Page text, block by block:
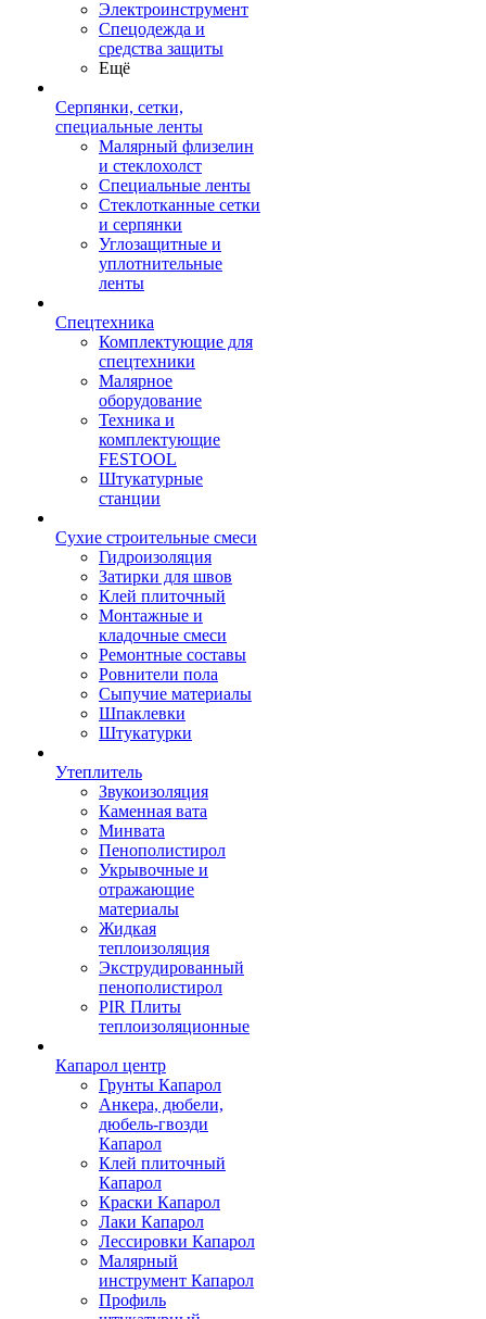
Электроинструмент
Спецодежда и
средства защиты
Ещё
Серпянки, сетки,
специальные ленты
Малярный флизелин
и стеклохолст
Специальные ленты
Стеклотканные сетки
и серпянки
Углозащитные и
уплотнительные
ленты
Спецтехника
Комплектующие для
спецтехники
Малярное
оборудование
Техника и
комплектующие
FESTOOL
Штукатурные
станции
Сухие строительные смеси
Гидроизоляция
Затирки для швов
Клей плиточный
Монтажные и
кладочные смеси
Ремонтные составы
Ровнители пола
Сыпучие материалы
Шпаклевки
Штукатурки
Утеплитель
Звукоизоляция
Каменная вата
Минвата
Пенополистирол
Укрывочные и
отражающие
материалы
Жидкая
теплоизоляция
Экструдированный
пенополистирол
PIR Плиты
теплоизоляционные
Капарол центр
Грунты Капарол
Анкера, дюбели,
дюбель-гвозди
Капарол
Клей плиточный
Капарол
Краски Капарол
Лаки Капарол
Лессировки Капарол
Малярный
инструмент Капарол
Профиль